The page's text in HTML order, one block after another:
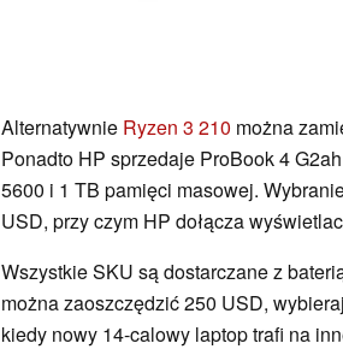
Alternatywnie Ryzen 3 210 można
Ponadto HP sprzedaje ProBook 4
5600 i 1 TB pamięci masowej.
USD, przy czym HP dołącza
Wszystkie SKU są dostarczane z
można zaoszczędzić 250 USD,
kiedy nowy 14-calowy laptop trafi na